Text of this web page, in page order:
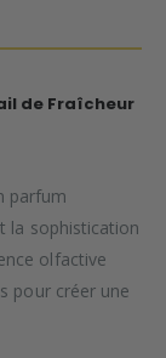
de Fraîcheur
parfum
la sophistication
olfactive
pour créer une